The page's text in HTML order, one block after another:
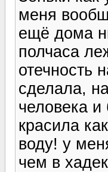
меня
ещё дома
полчаса
отечность
сделала,
человека и
красила
воду! у
чем в